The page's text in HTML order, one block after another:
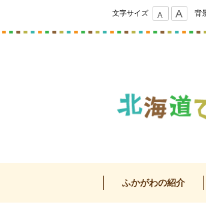
ー
文字サイズ 背
北海道で暮
ふかがわの紹介